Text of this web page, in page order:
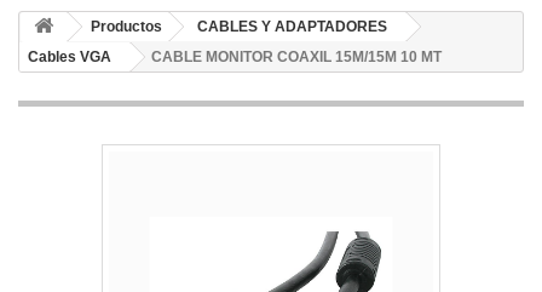
Productos
CABLES Y ADAPTADORES
Cables VGA
CABLE MONITOR COAXIL 15M/15M 10 MT